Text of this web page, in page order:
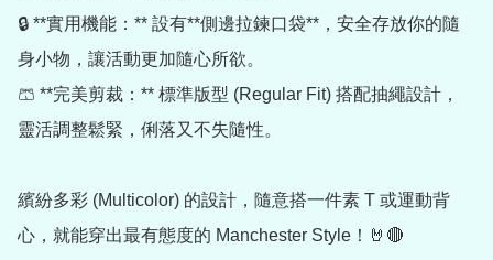
🔒 **實用機能：** 設有**側邊拉鍊口袋**，安全存放你的隨
身小物，讓活動更加隨心所欲。
🩳 **完美剪裁：** 標準版型 (Regular Fit) 搭配抽繩設計，
靈活調整鬆緊，俐落又不失隨性。
繽紛多彩 (Multicolor) 的設計，隨意搭一件素 T 或運動背
心，就能穿出最有態度的 Manchester Style！🤘🔴